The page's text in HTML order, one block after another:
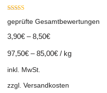
5.00
geprüfte Gesamtbewertungen
3,90€ –8,50€
97,50€ –85,00€ / kg
inkl. MwSt.
zzgl. Versandkosten